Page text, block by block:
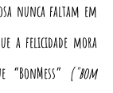
nunca faltam em
a felicidade mora
“BonMess” ("bom